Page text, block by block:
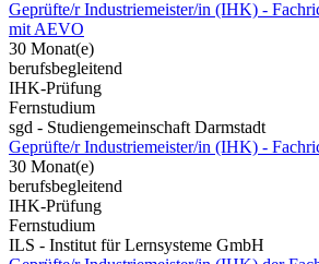
Geprüfte/r Industriemeister/in (IHK) -
mit AEVO
30 Monat(e)
berufsbegleitend
IHK-Prüfung
Fernstudium
sgd - Studiengemeinschaft Darmstadt
Geprüfte/r Industriemeister/in (IHK) -
30 Monat(e)
berufsbegleitend
IHK-Prüfung
Fernstudium
ILS - Institut für Lernsysteme GmbH